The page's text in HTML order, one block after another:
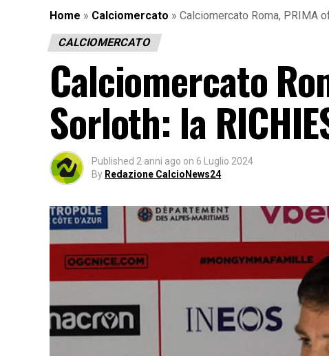
Home » Calciomercato » Calciomercato Roma, PRIMA
CALCIOMERCATO
Calciomercato
Sorloth: la
Published 2 anni ago on 6 Luglio 2024
By Redazione CalcioNews24